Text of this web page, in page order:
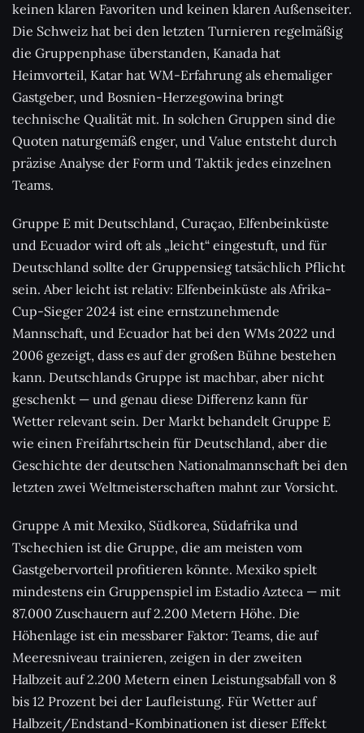
keinen klaren Favoriten und keinen klaren Außenseiter.
Die Schweiz hat bei den letzten Turnieren regelmäßig
die Gruppenphase überstanden, Kanada hat
Heimvorteil, Katar hat WM-Erfahrung als ehemaliger
Gastgeber, und Bosnien-Herzegowina bringt
technische Qualität mit. In solchen Gruppen sind die
Quoten naturgemäß enger, und Value entsteht durch
präzise Analyse der Form und Taktik jedes einzelnen
Teams.
Gruppe E mit Deutschland, Curaçao, Elfenbeinküste
und Ecuador wird oft als „leicht“ eingestuft, und für
Deutschland sollte der Gruppensieg tatsächlich Pflicht
sein. Aber leicht ist relativ: Elfenbeinküste als Afrika-
Cup-Sieger 2024 ist eine ernstzunehmende
Mannschaft, und Ecuador hat bei den WMs 2022 und
2006 gezeigt, dass es auf der großen Bühne bestehen
kann. Deutschlands Gruppe ist machbar, aber nicht
geschenkt — und genau diese Differenz kann für
Wetter relevant sein. Der Markt behandelt Gruppe E
wie einen Freifahrtschein für Deutschland, aber die
Geschichte der deutschen Nationalmannschaft bei den
letzten zwei Weltmeisterschaften mahnt zur Vorsicht.
Gruppe A mit Mexiko, Südkorea, Südafrika und
Tschechien ist die Gruppe, die am meisten vom
Gastgebervorteil profitieren könnte. Mexiko spielt
mindestens ein Gruppenspiel im Estadio Azteca — mit
87.000 Zuschauern auf 2.200 Metern Höhe. Die
Höhenlage ist ein messbarer Faktor: Teams, die auf
Meeresniveau trainieren, zeigen in der zweiten
Halbzeit auf 2.200 Metern einen Leistungsabfall von 8
bis 12 Prozent bei der Laufleistung. Für Wetter auf
Halbzeit/Endstand-Kombinationen ist dieser Effekt